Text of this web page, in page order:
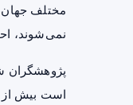
مختلف
نمی‌شوند،
پژوهشگران
است بیش از